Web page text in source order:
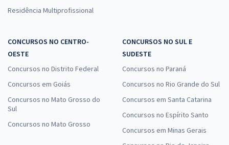
Residência Multiprofissional
CONCURSOS NO CENTRO-
OESTE
Concursos no Distrito Federal
Concursos em Goiás
Concursos no Mato Grosso do
Sul
Concursos no Mato Grosso
CONCURSOS NO SUL E
SUDESTE
Concursos no Paraná
Concursos no Rio Grande do Sul
Concursos em Santa Catarina
Concursos no Espírito Santo
Concursos em Minas Gerais